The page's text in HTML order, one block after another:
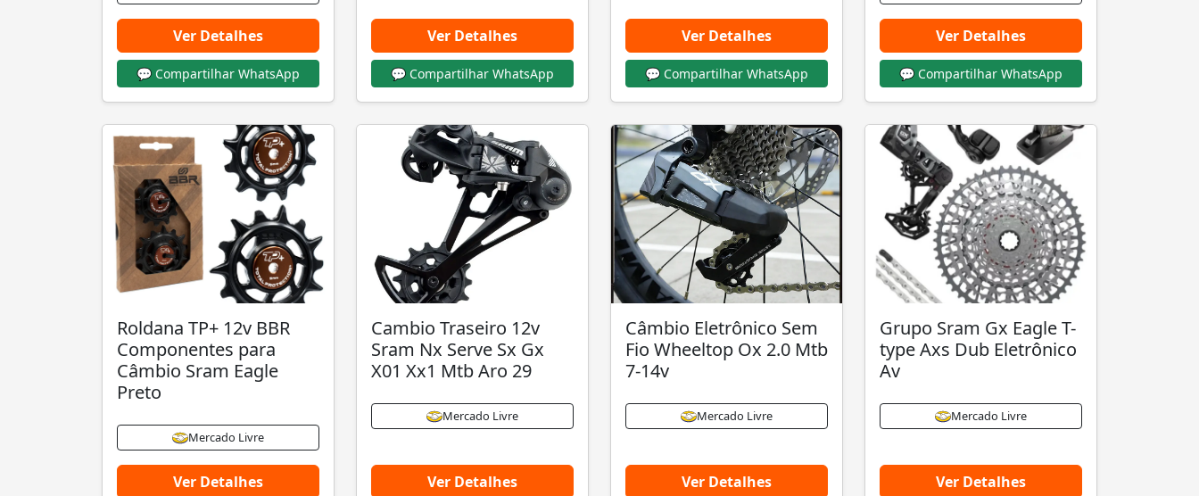
Ver Detalhes
💬 Compartilhar WhatsApp
Ver Detalhes
💬 Compartilhar WhatsApp
Ver Detalhes
💬 Compartilhar WhatsApp
Ver Detalhes
💬 Compartilhar WhatsApp
Roldana TP+ 12v BBR
Componentes para
Câmbio Sram Eagle
Preto
Mercado Livre
Ver Detalhes
Cambio Traseiro 12v
Sram Nx Serve Sx Gx
X01 Xx1 Mtb Aro 29
Mercado Livre
Ver Detalhes
Câmbio Eletrônico Sem
Fio Wheeltop Ox 2.0 Mtb
7-14v
Mercado Livre
Ver Detalhes
Grupo Sram Gx Eagle T-
type Axs Dub Eletrônico
Av
Mercado Livre
Ver Detalhes